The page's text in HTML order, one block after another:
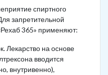
спиртного
запретительной
365» применяют:
Лекарство на основе
вводится
внутривенно),